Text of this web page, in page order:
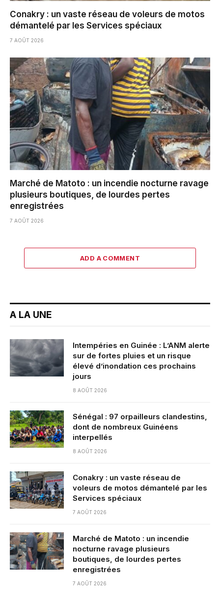
Conakry : un vaste réseau de voleurs de motos
démantelé par les Services spéciaux
7 AOÛT 2026
Marché de Matoto : un incendie nocturne ravage
plusieurs boutiques, de lourdes pertes
enregistrées
7 AOÛT 2026
ADD A COMMENT
A LA UNE
Intempéries en Guinée : L’ANM alerte
sur de fortes pluies et un risque
élevé d’inondation ces prochains
jours
8 AOÛT 2026
Sénégal : 97 orpailleurs clandestins,
dont de nombreux Guinéens
interpellés
8 AOÛT 2026
Conakry : un vaste réseau de
voleurs de motos démantelé par les
Services spéciaux
7 AOÛT 2026
Marché de Matoto : un incendie
nocturne ravage plusieurs
boutiques, de lourdes pertes
enregistrées
7 AOÛT 2026